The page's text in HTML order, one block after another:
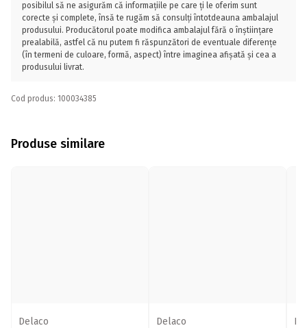
posibilul să ne asigurăm că informațiile pe care ți le oferim sunt
corecte și complete, însă te rugăm să consulți întotdeauna ambalajul
produsului. Producătorul poate modifica ambalajul fără o înștiințare
prealabilă, astfel că nu putem fi răspunzători de eventuale diferențe
(în termeni de culoare, formă, aspect) între imaginea afișată și cea a
produsului livrat.
Cod produs: 100034385
Produse similare
Delaco
Delaco